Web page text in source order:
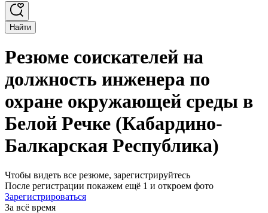
Найти
Резюме соискателей на
должность инженера по
охране окружающей среды в
Белой Речке (Кабардино-
Балкарская Республика)
Чтобы видеть все резюме, зарегистрируйтесь
После регистрации покажем ещё 1 и откроем фото
Зарегистрироваться
За всё время